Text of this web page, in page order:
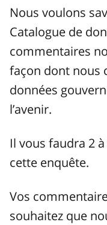
Nous voulons
Catalogue de
commentaires
façon dont nous
données
l’avenir.
Il vous faudra 2
cette enquête.
Vos
souhaitez que